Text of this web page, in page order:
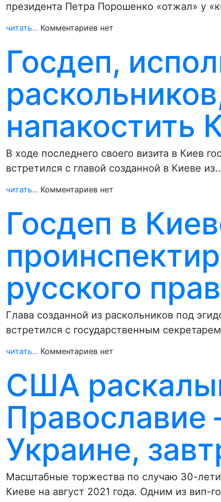
президента Петра Порошенко «отжал» у
читать... Комментариев нет
Госдеп,
напакостить
В ходе последнего своего визита в Киев
встретился с главой созданной в Киеве
читать... Комментариев нет
Госдеп в
русского
Глава созданной из раскольников под
встретился с государственным
читать... Комментариев нет
США
Православие
Украине,
Масштабные торжества по случаю 30-
Киеве на август 2021 года. Одним из вип-